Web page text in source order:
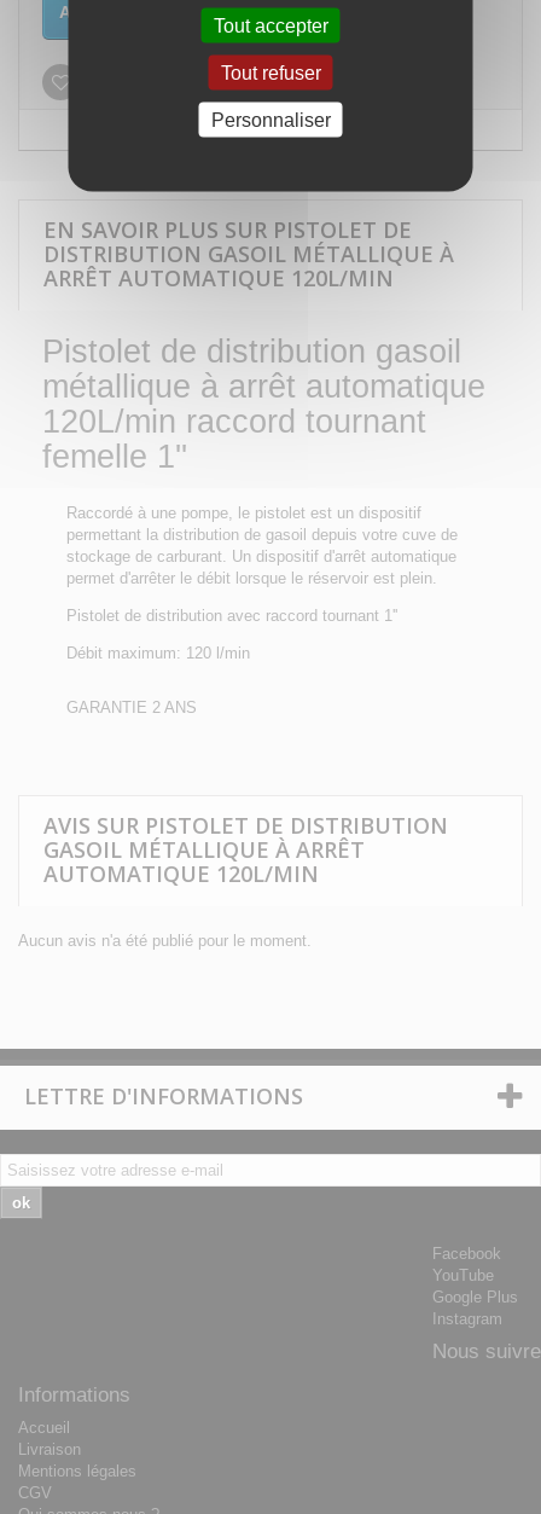
Tout accepter
Tout refuser
Personnaliser
Ajouter au panier
Ajouter à ma liste d'envies
EN SAVOIR PLUS SUR PISTOLET DE
DISTRIBUTION GASOIL MÉTALLIQUE À
ARRÊT AUTOMATIQUE 120L/MIN
Pistolet de distribution gasoil
métallique à arrêt automatique
120L/min raccord tournant
femelle 1''
Raccordé à une pompe, le pistolet est un dispositif
permettant la distribution de gasoil depuis votre cuve de
stockage de carburant. Un dispositif d'arrêt automatique
permet d'arrêter le débit lorsque le réservoir est plein.
Pistolet de distribution avec raccord tournant 1''
Débit maximum: 120 l/min
GARANTIE 2 ANS
AVIS SUR PISTOLET DE DISTRIBUTION
GASOIL MÉTALLIQUE À ARRÊT
AUTOMATIQUE 120L/MIN
Aucun avis n'a été publié pour le moment.
LETTRE D'INFORMATIONS
ok
Facebook
YouTube
Google Plus
Instagram
Nous suivre
Informations
Accueil
Livraison
Mentions légales
CGV